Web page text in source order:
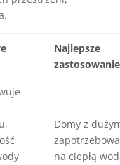
Najlepsze
zastosowanie
Domy z
na ciepłą